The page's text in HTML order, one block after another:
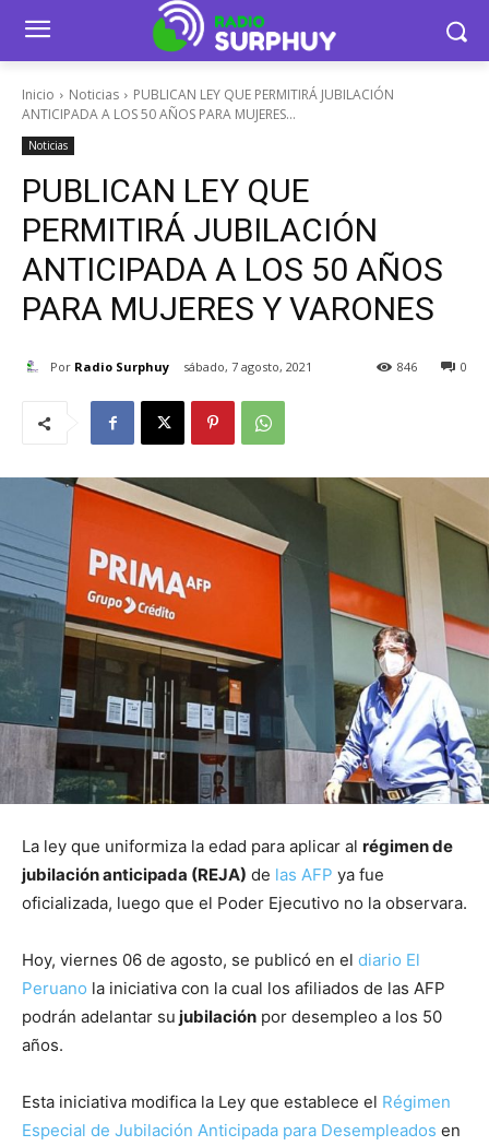
Inicio Noticias
PUBLICAN LEY QUE PERMITIRÁ JUBILACIÓN
ANTICIPADA A LOS 50 AÑOS PARA MUJERES...
Noticias
PUBLICAN LEY QUE
PERMITIRÁ JUBILACIÓN
ANTICIPADA A LOS 50 AÑOS
PARA MUJERES Y VARONES
Por Radio Surphuy sábado, 7 agosto, 2021 0
846
La ley que uniformiza la edad para aplicar al régimen de
jubilación anticipada (REJA) de las AFP ya fue
oficializada, luego que el Poder Ejecutivo no la observara.
Hoy, viernes 06 de agosto, se publicó en el diario El
Peruano la iniciativa con la cual los afiliados de las AFP
podrán adelantar su jubilación por desempleo a los 50
años.
Esta iniciativa modifica la Ley que establece el Régimen
Especial de Jubilación Anticipada para Desempleados en